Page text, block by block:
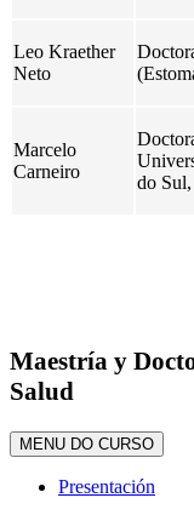
Leo Kraether
Neto
Marcelo
Carneiro
do
Maestría y
Salud
MENU DO CURSO
Presentación